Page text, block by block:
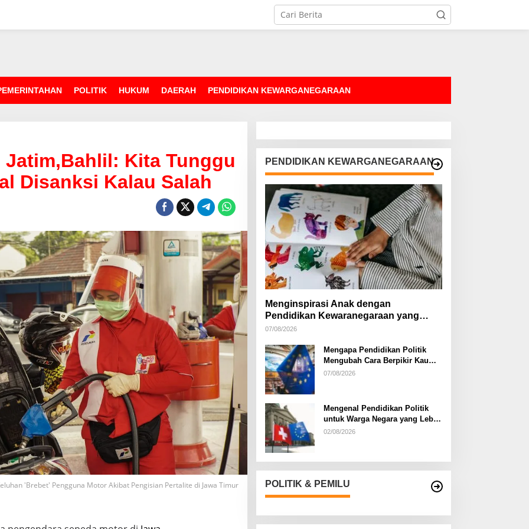
POLITIK HUKUM DAERAH PENDIDIKAN KEWARGANEGARAAN
Jatim,Bahlil: Kita Tunggu
Disanksi Kalau Salah
'Brebet' Pengguna Motor Akibat Pengisian Pertalite di Jawa Timur
PENDIDIKAN KEWARGANEGARAAN
Menginspirasi Anak dengan
Pendidikan Kewaranegaraan yang
Kreatif
07/08/2026
Mengapa Pendidikan Politik
Mengubah Cara Berpikir Kaum
Muda
07/08/2026
Mengenal Pendidikan Politik
untuk Warga Negara yang Lebih
Kritis
02/08/2026
POLITIK & PEMILU